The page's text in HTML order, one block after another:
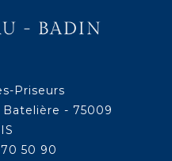
Priseurs
Batelière - 75009
50 90